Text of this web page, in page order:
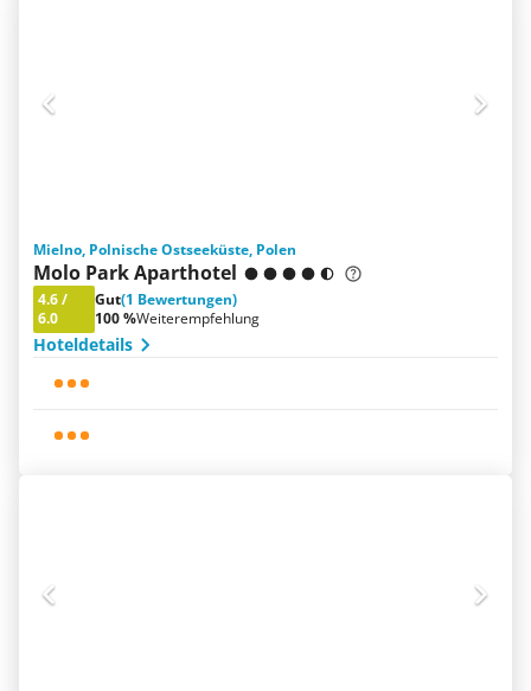
Mielno, Polnische Ostseeküste, Polen
Molo Park Aparthotel
4.6/
6.0
Gut(1 Bewertungen)
100 %Weiterempfehlung
Hoteldetails